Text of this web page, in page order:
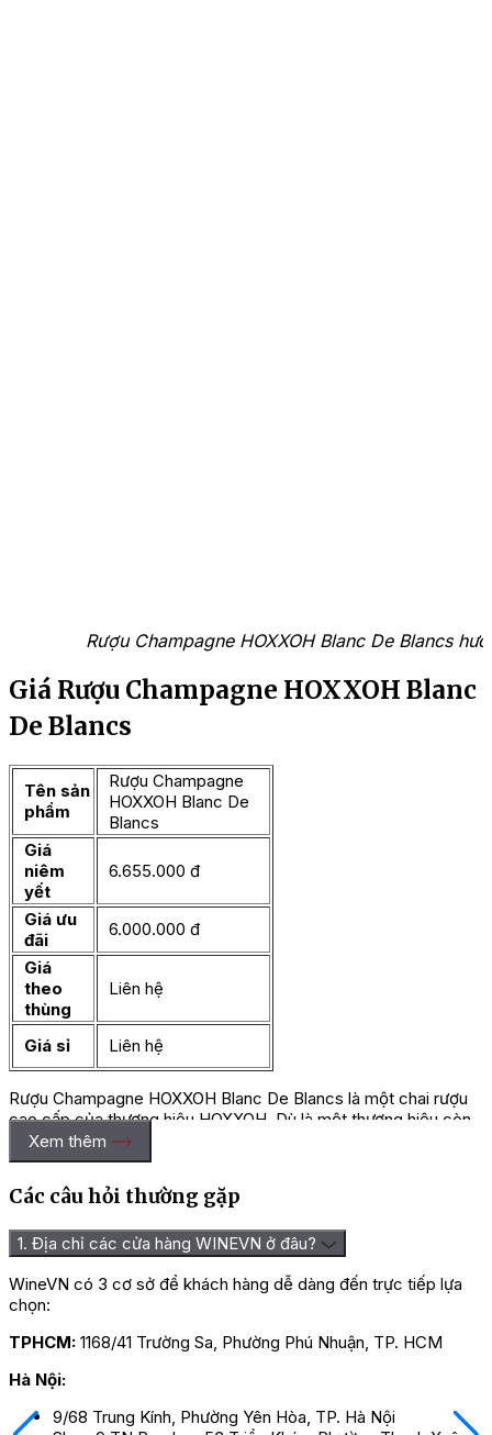
Rượu Champagne HOXXOH Blanc De Blancs
Giá Rượu Champagne HOXXOH Blanc
De Blancs
Tên sản
phẩm
Rượu Champagne
HOXXOH Blanc De
Blancs
Giá
niêm
yết
6.655.000 đ
Giá ưu
đãi
6.000.000 đ
Giá
theo
thùng
Liên hệ
Giá sỉ Liên hệ
Rượu Champagne HOXXOH Blanc De Blancs là một chai rượu
cao cấp của thương hiệu HOXXOH. Dù là một thương hiệu còn
khá mới so với những tên tuổi lâu đời khác, HOXXOH đã nhanh
chóng khẳng định được vị thế của mình trên thị trường nhờ
chất lượng tuyệt hảo và thiết kế độc đáo.
Xem thêm
Các câu hỏi thường gặp
1. Địa chỉ các cửa hàng WINEVN ở đâu?
WineVN có 3 cơ sở để khách hàng dễ dàng đến trực tiếp lựa
chọn:
TPHCM: 1168/41 Trường Sa, Phường Phú Nhuận, TP. HCM
Hà Nội:
9/68 Trung Kính, Phường Yên Hòa, TP. Hà Nội